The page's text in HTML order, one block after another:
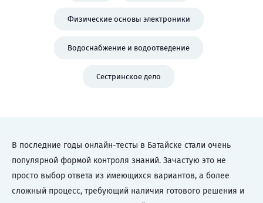
Физические основы электроники
Водоснабжение и водоотведение
Сестринское дело
В последние годы онлайн-тесты в Батайске стали очень
популярной формой контроля знаний. Зачастую это не
просто выбор ответа из имеющихся вариантов, а более
сложный процесс, требующий наличия готового решения и